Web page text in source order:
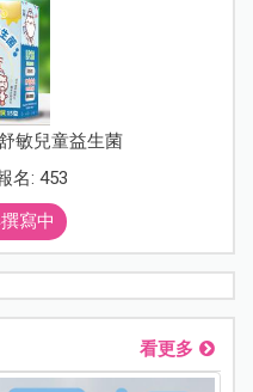
敏兒童益生菌
名: 453
寫中
看更多